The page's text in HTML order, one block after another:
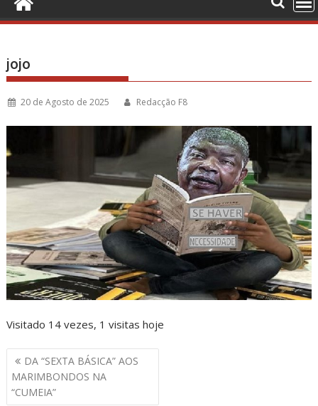
jojo
20 de Agosto de 2025 Redacção F8
Visitado 14 vezes, 1 visitas hoje
Navegação
de
artigos
DA “SEXTA BÁSICA” AOS
MARIMBONDOS NA
“CUMEIA”